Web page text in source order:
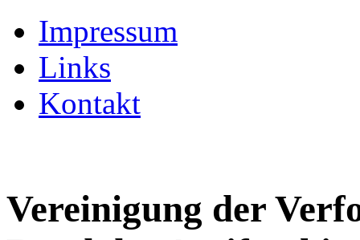
Impressum
Links
Kontakt
Vereinigung der